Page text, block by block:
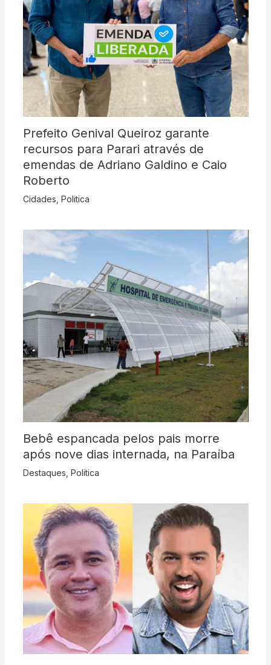
Prefeito Genival Queiroz garante
recursos para Parari através de
emendas de Adriano Galdino e Caio
Roberto
Cidades Politica
Bebê espancada pelos pais morre
após nove dias internada, na Paraíba
Destaques Politica